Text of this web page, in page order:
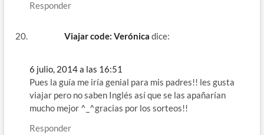
Responder
Viajar code: Verónica dice:
6 julio, 2014 a las 16:51
Pues la guía me iría genial para mis padres!! les gusta
viajar pero no saben Inglés así que se las apañarían
mucho mejor ^_^gracias por los sorteos!!
Responder